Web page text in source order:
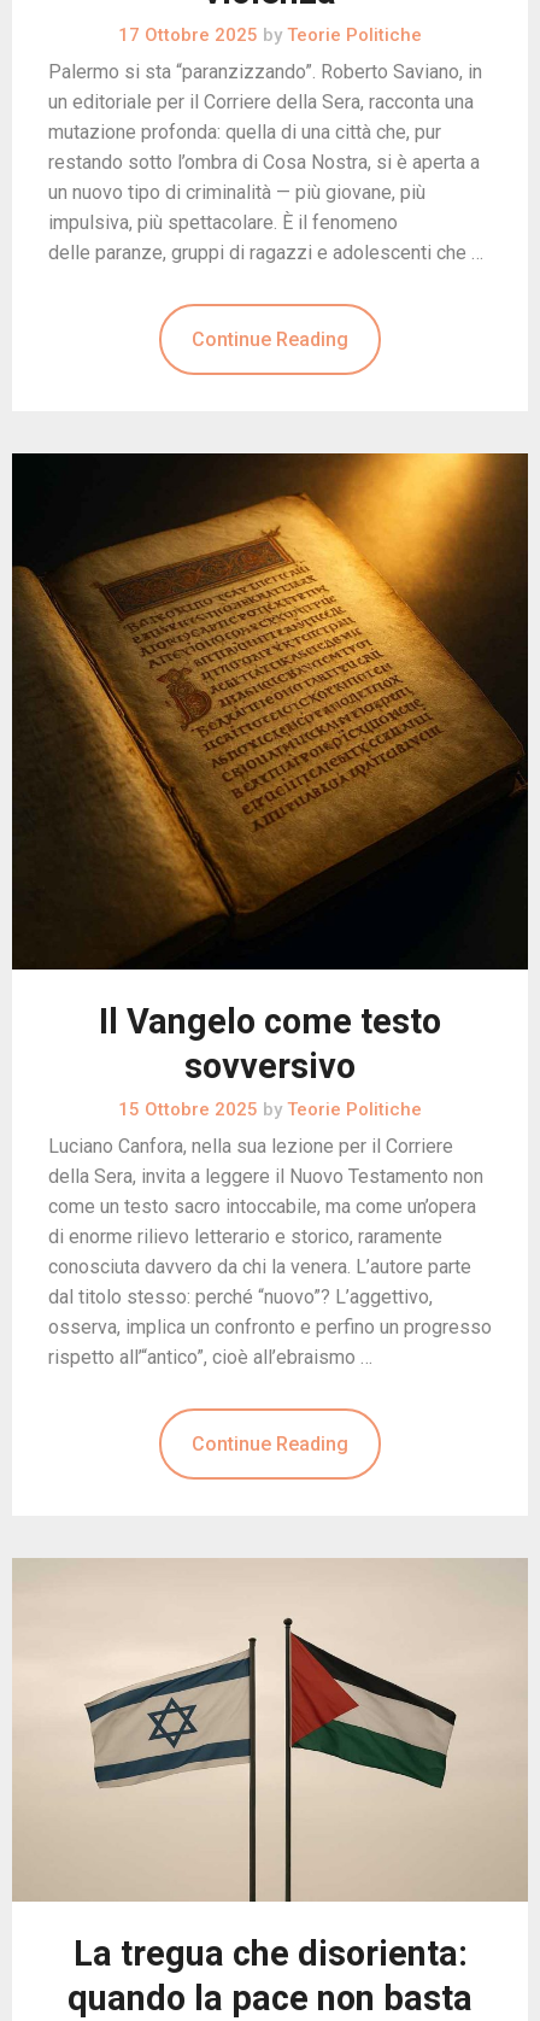
17 Ottobre 2025 by Teorie Politiche
Palermo si sta “paranzizzando”. Roberto Saviano, in
un editoriale per il Corriere della Sera, racconta una
mutazione profonda: quella di una città che, pur
restando sotto l’ombra di Cosa Nostra, si è aperta a
un nuovo tipo di criminalità — più giovane, più
impulsiva, più spettacolare. È il fenomeno
delle paranze, gruppi di ragazzi e adolescenti che …
Continue Reading
Il Vangelo come testo
sovversivo
15 Ottobre 2025 by Teorie Politiche
Luciano Canfora, nella sua lezione per il Corriere
della Sera, invita a leggere il Nuovo Testamento non
come un testo sacro intoccabile, ma come un’opera
di enorme rilievo letterario e storico, raramente
conosciuta davvero da chi la venera. L’autore parte
dal titolo stesso: perché “nuovo”? L’aggettivo,
osserva, implica un confronto e perfino un progresso
rispetto all’“antico”, cioè all’ebraismo …
Continue Reading
La tregua che disorienta:
quando la pace non basta